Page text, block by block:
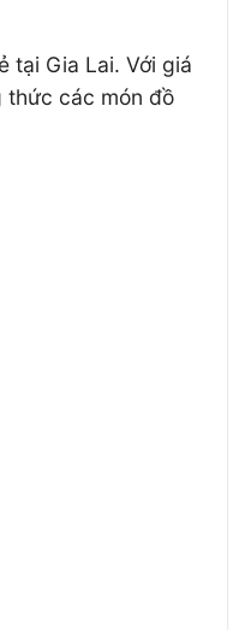
tại Gia Lai. Với giá
thức các món đồ